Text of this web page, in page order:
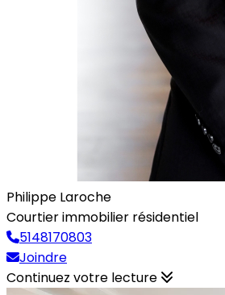
Philippe Laroche
Courtier immobilier résidentiel
5148170803
Joindre
Continuez votre lecture